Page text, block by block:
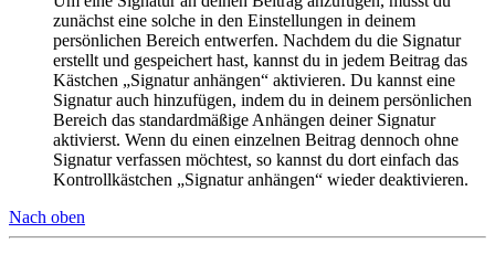
zunächst eine solche in den Einstellungen in deinem
persönlichen Bereich entwerfen. Nachdem du die Signatur
erstellt und gespeichert hast, kannst du in jedem Beitrag das
Kästchen „Signatur anhängen“ aktivieren. Du kannst eine
Signatur auch hinzufügen, indem du in deinem persönlichen
Bereich das standardmäßige Anhängen deiner Signatur
aktivierst. Wenn du einen einzelnen Beitrag dennoch ohne
Signatur verfassen möchtest, so kannst du dort einfach das
Kontrollkästchen „Signatur anhängen“ wieder deaktivieren.
Nach oben